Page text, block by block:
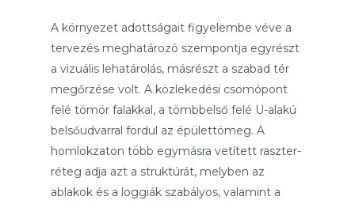
A környezet adottságait figyelembe véve a
tervezés meghatározó szempontja egyrészt
a vizuális lehatárolás, másrészt a szabad tér
megőrzése volt. A közlekedési csomópont
felé tömör falakkal, a tömbbelső felé U-alakú
belsőudvarral fordul az épülettömeg. A
homlokzaton több egymásra vetített raszter-
réteg adja azt a struktúrát, melyben az
ablakok és a loggiák szabályos, valamint a